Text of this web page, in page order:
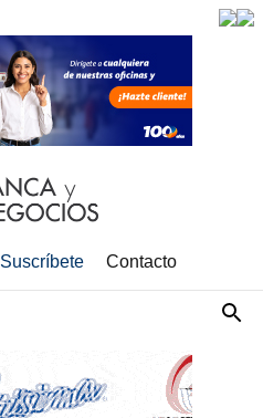
Suscríbete Contacto